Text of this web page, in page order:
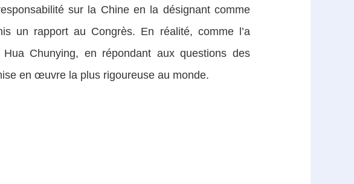
sur la Chine en la désignant comme
un rapport au Congrès. En réalité, comme l’a
Chunying, en répondant aux questions des
en œuvre la plus rigoureuse au monde.